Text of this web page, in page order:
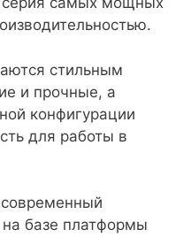
стильным
и прочные, а
конфигурации
для работы в
базе платформы